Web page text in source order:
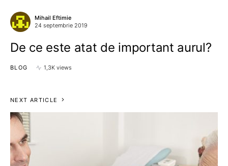
Mihail Eftimie
24 septembrie 2019
De ce este atat de important aurul?
BLOG 1,3K views
NEXT ARTICLE